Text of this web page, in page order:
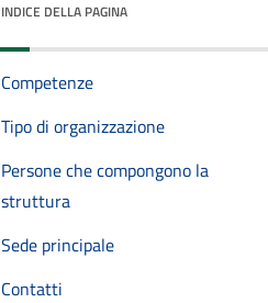
INDICE DELLA PAGINA
Competenze
Tipo di organizzazione
Persone che compongono la
struttura
Sede principale
Contatti